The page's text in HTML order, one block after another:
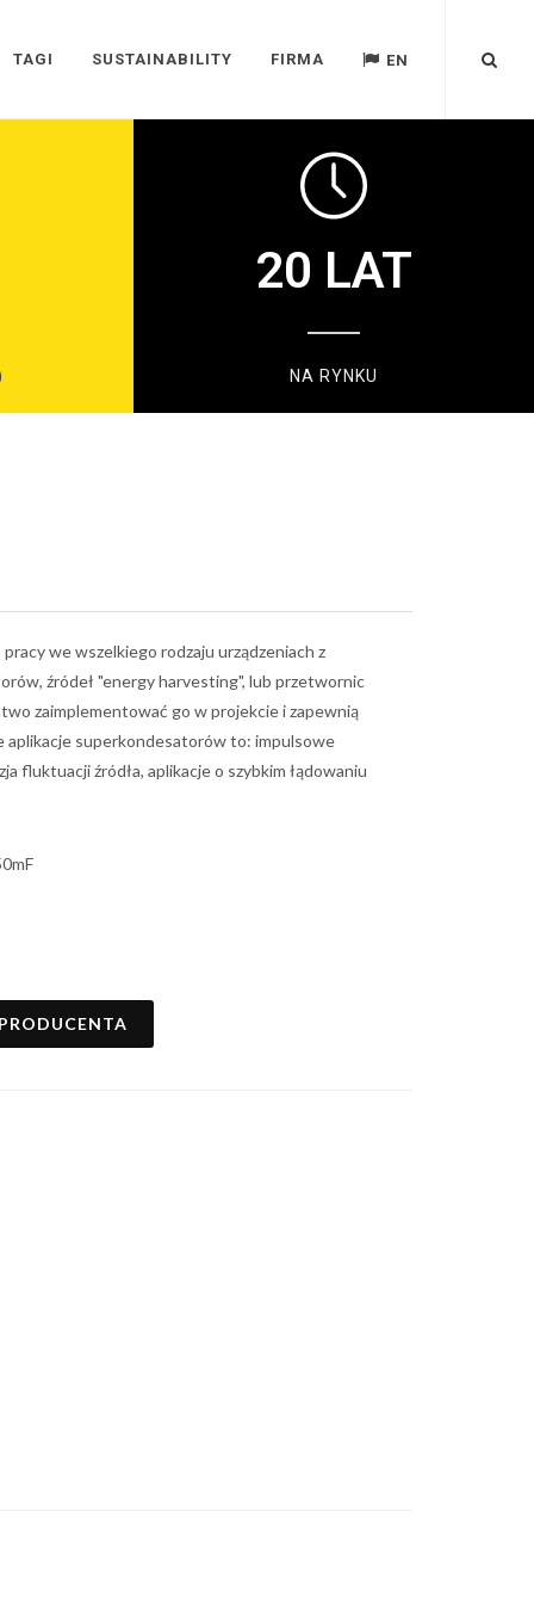
TAGI SUSTAINABILITY FIRMA EN
20 LAT
NA RYNKU
we wszelkiego rodzaju urządzeniach z
źródeł "energy harvesting", lub przetwornic
zaimplementować go w projekcie i zapewnią
aplikacje superkondesatorów to: impulsowe
fluktuacji źródła, aplikacje o szybkim łądowaniu